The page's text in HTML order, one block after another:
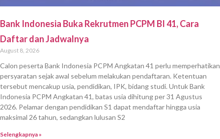
Bank Indonesia Buka Rekrutmen PCPM BI 41, Cara
Daftar dan Jadwalnya
August 8, 2026
Calon peserta Bank Indonesia PCPM Angkatan 41 perlu memperhatikan
persyaratan sejak awal sebelum melakukan pendaftaran. Ketentuan
tersebut mencakup usia, pendidikan, IPK, bidang studi. Untuk Bank
Indonesia PCPM Angkatan 41, batas usia dihitung per 31 Agustus
2026. Pelamar dengan pendidikan S1 dapat mendaftar hingga usia
maksimal 26 tahun, sedangkan lulusan S2
Selengkapnya »